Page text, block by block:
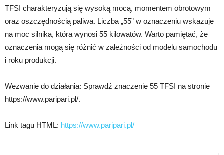
TFSI charakteryzują się wysoką mocą, momentem obrotowym
oraz oszczędnością paliwa. Liczba „55” w oznaczeniu wskazuje
na moc silnika, która wynosi 55 kilowatów. Warto pamiętać, że
oznaczenia mogą się różnić w zależności od modelu samochodu
i roku produkcji.
Wezwanie do działania: Sprawdź znaczenie 55 TFSI na stronie
https://www.paripari.pl/.
Link tagu HTML: https://www.paripari.pl/